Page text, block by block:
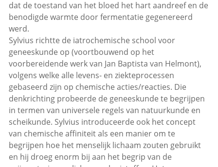
dat de toestand van het bloed het hart aandreef en de
benodigde warmte door fermentatie gegenereerd
werd.
Sylvius richtte de iatrochemische school voor
geneeskunde op (voortbouwend op het
voorbereidende werk van Jan Baptista van Helmont),
volgens welke alle levens- en ziekteprocessen
gebaseerd zijn op chemische acties/reacties. Die
denkrichting probeerde de geneeskunde te begrijpen
in termen van universele regels van natuurkunde en
scheikunde. Sylvius introduceerde ook het concept
van chemische affiniteit als een manier om te
begrijpen hoe het menselijk lichaam zouten gebruikt
en hij droeg enorm bij aan het begrip van de